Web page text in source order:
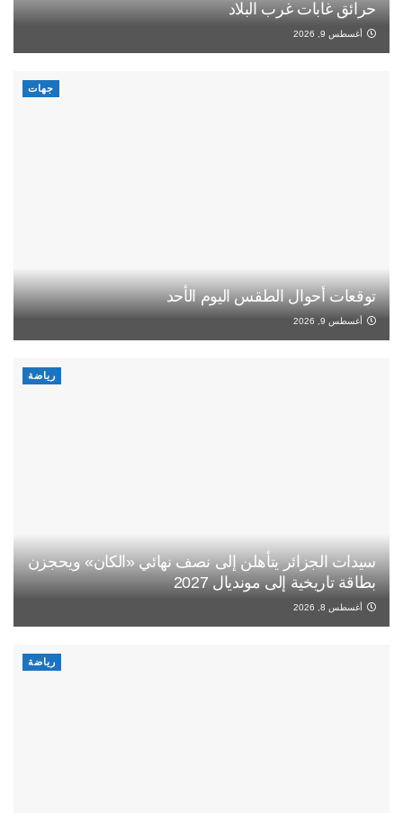
حرائق غابات غرب البلاد
أغسطس 9, 2026
جهات
توقعات أحوال الطقس اليوم الأحد
أغسطس 9, 2026
رياضة
سيدات الجزائر يتأهلن إلى نصف نهائي «الكان» ويحجزن
بطاقة تاريخية إلى مونديال 2027
أغسطس 8, 2026
رياضة